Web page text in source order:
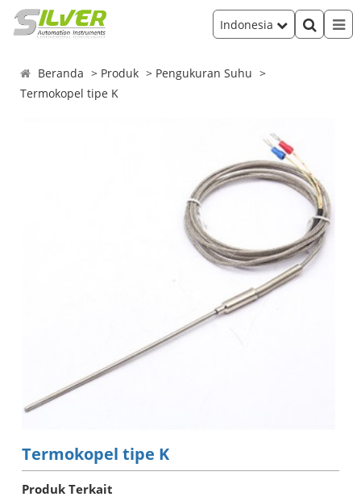
Indonesia
Beranda Produk
Pengukuran Suhu
Termokopel tipe K
Termokopel tipe K
Produk Terkait